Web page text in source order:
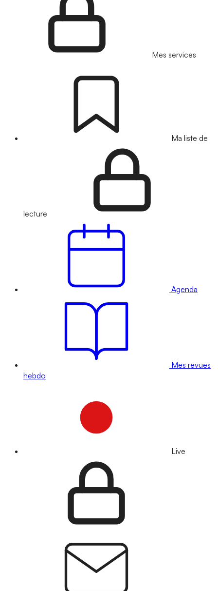
Mes services
Ma liste de
lecture
Agenda
Mes revues
hebdo
Live